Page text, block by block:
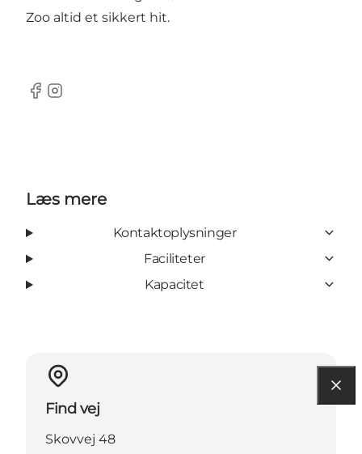
Zoo altid et sikkert hit.
Facebook
Instagram
Læs mere
Kontaktoplysninger
Faciliteter
Kapacitet
Find vej
Skovvej 48